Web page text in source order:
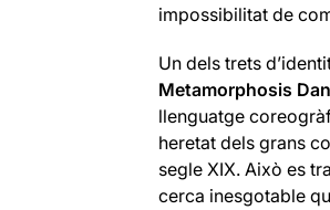
impossibilitat de
Un dels trets
Metamorphosis
llenguatge
heretat dels grans
segle XIX. Això es
cerca inesgotable